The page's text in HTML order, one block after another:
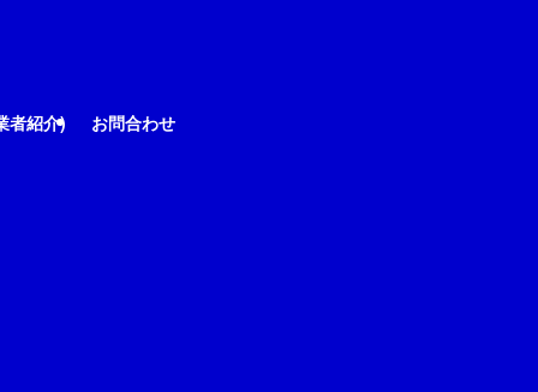
者紹介) お問合わせ